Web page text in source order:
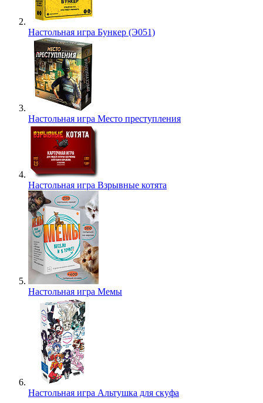
Настольная игра Бункер (Э051)
Настольная игра Место преступления
Настольная игра Взрывные котята
Настольная игра Мемы
Настольная игра Альтушка для скуфа